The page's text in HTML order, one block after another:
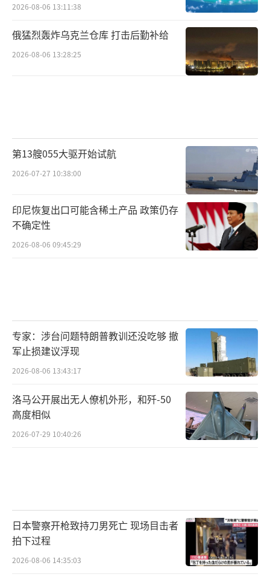
2026-08-06 13:11:38
俄猛烈轰炸乌克兰仓库 打击后勤补给
2026-08-06 13:28:25
第13艘055大驱开始试航
2026-07-27 10:38:00
印尼恢复出口可能含稀土产品 政策仍存
不确定性
2026-08-06 09:45:29
专家：涉台问题特朗普教训还没吃够 撤
军止损建议浮现
2026-08-06 13:43:17
洛马公开展出无人僚机外形，和歼-50
高度相似
2026-07-29 10:40:26
日本警察开枪致持刀男死亡 现场目击者
拍下过程
2026-08-06 14:35:03